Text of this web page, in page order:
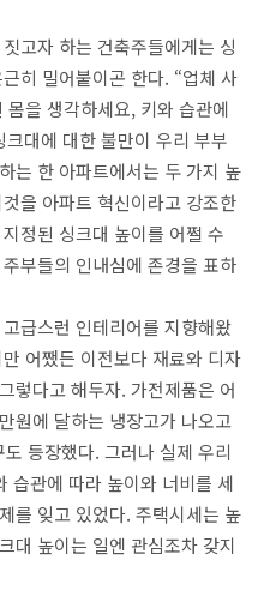
고자 하는 건축주들에게는 싱
히 밀어붙이곤 한다. “업체 사
을 생각하세요, 키와 습관에
대에 대한 불만이 우리 부부
는 한 아파트에서는 두 가지 높
을 아파트 혁신이라고 강조한
정된 싱크대 높이를 어쩔 수
부들의 인내심에 존경을 표하
급스런 인테리어를 지향해왔
어쨌든 이전보다 재료와 디자
렇다고 해두자. 가전제품은 어
원에 달하는 냉장고가 나오고
등장했다. 그러나 실제 우리
습관에 따라 높이와 너비를 세
를 잊고 있었다. 주택시세는 높
대 높이는 일엔 관심조차 갖지